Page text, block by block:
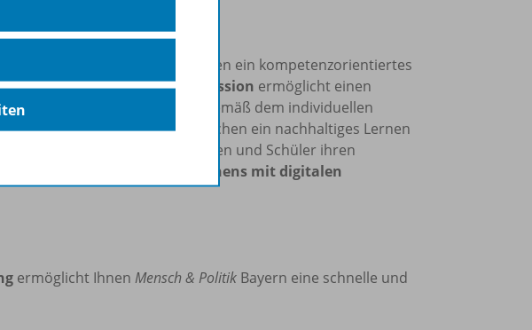
Operatoren unterstützen ein kompetenzorientiertes
durchgängigeAufgabenprogression ermöglicht einen
eine
gemäß dem individuellen
ElementZUR DEBATTEermöglichen ein nachhaltiges Lernen
Kapitels können die Schülerinnen und Schüler ihren
Möglichkeiten des
Lernens mit digitalen
ermöglicht Ihnen Mensch & Politik Bayern eine schnelle und